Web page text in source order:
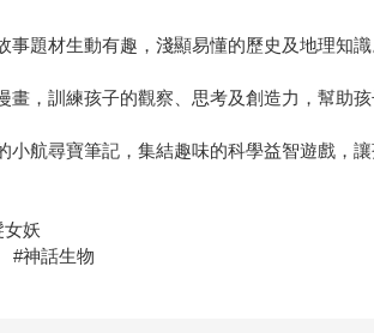
事題材生動有趣，淺顯易懂的歷史及地理知識
畫，訓練孩子的觀察、思考及創造力，幫助孩
小航尋寶筆記，集結趣味的科學益智遊戲，讓
妖
神話生物